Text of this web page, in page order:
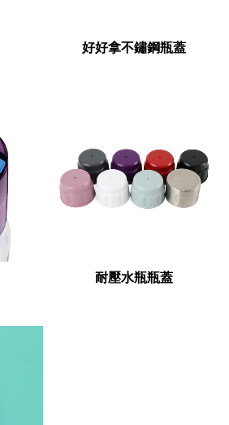
好好拿不鏽鋼瓶蓋
耐壓水瓶瓶蓋